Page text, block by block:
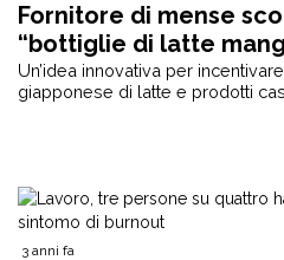
Fornitore di mense
“bottiglie di latte
bambini a bere latte
Un’idea innovativa per
giapponese di latte e prodotti
3 anni fa